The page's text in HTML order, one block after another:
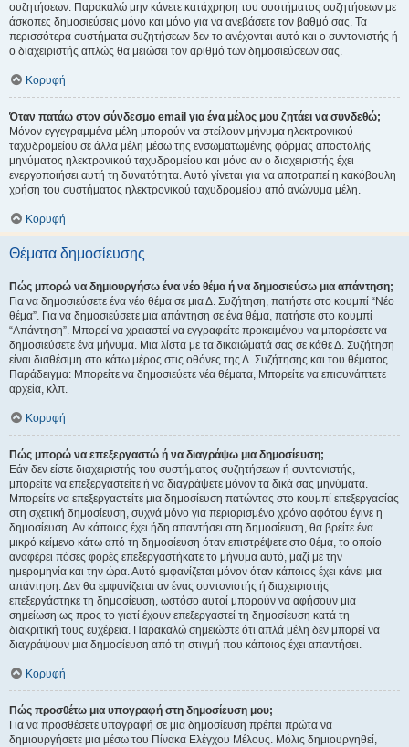
συζητήσεων. Παρακαλώ μην κάνετε κατάχρηση του συστήματος συζητήσεων με
άσκοπες δημοσιεύσεις μόνο και μόνο για να ανεβάσετε τον βαθμό σας. Τα
περισσότερα συστήματα συζητήσεων δεν το ανέχονται αυτό και ο συντονιστής ή
ο διαχειριστής απλώς θα μειώσει τον αριθμό των δημοσιεύσεων σας.
Κορυφή
Όταν πατάω στον σύνδεσμο email για ένα μέλος μου ζητάει να συνδεθώ;
Μόνον εγγεγραμμένα μέλη μπορούν να στείλουν μήνυμα ηλεκτρονικού
ταχυδρομείου σε άλλα μέλη μέσω της ενσωματωμένης φόρμας αποστολής
μηνύματος ηλεκτρονικού ταχυδρομείου και μόνο αν ο διαχειριστής έχει
ενεργοποιήσει αυτή τη δυνατότητα. Αυτό γίνεται για να αποτραπεί η κακόβουλη
χρήση του συστήματος ηλεκτρονικού ταχυδρομείου από ανώνυμα μέλη.
Κορυφή
Θέματα δημοσίευσης
Πώς μπορώ να δημιουργήσω ένα νέο θέμα ή να δημοσιεύσω μια απάντηση;
Για να δημοσιεύσετε ένα νέο θέμα σε μια Δ. Συζήτηση, πατήστε στο κουμπί “Νέο
θέμα”. Για να δημοσιεύσετε μια απάντηση σε ένα θέμα, πατήστε στο κουμπί
“Απάντηση”. Μπορεί να χρειαστεί να εγγραφείτε προκειμένου να μπορέσετε να
δημοσιεύσετε ένα μήνυμα. Μια λίστα με τα δικαιώματά σας σε κάθε Δ. Συζήτηση
είναι διαθέσιμη στο κάτω μέρος στις οθόνες της Δ. Συζήτησης και του θέματος.
Παράδειγμα: Μπορείτε να δημοσιεύετε νέα θέματα, Μπορείτε να επισυνάπτετε
αρχεία, κλπ.
Κορυφή
Πώς μπορώ να επεξεργαστώ ή να διαγράψω μια δημοσίευση;
Εάν δεν είστε διαχειριστής του συστήματος συζητήσεων ή συντονιστής,
μπορείτε να επεξεργαστείτε ή να διαγράψετε μόνον τα δικά σας μηνύματα.
Μπορείτε να επεξεργαστείτε μια δημοσίευση πατώντας στο κουμπί επεξεργασίας
στη σχετική δημοσίευση, συχνά μόνο για περιορισμένο χρόνο αφότου έγινε η
δημοσίευση. Αν κάποιος έχει ήδη απαντήσει στη δημοσίευση, θα βρείτε ένα
μικρό κείμενο κάτω από τη δημοσίευση όταν επιστρέψετε στο θέμα, το οποίο
αναφέρει πόσες φορές επεξεργαστήκατε το μήνυμα αυτό, μαζί με την
ημερομηνία και την ώρα. Αυτό εμφανίζεται μόνον όταν κάποιος έχει κάνει μια
απάντηση. Δεν θα εμφανίζεται αν ένας συντονιστής ή διαχειριστής
επεξεργάστηκε τη δημοσίευση, ωστόσο αυτοί μπορούν να αφήσουν μια
σημείωση ως προς το γιατί έχουν επεξεργαστεί τη δημοσίευση κατά τη
διακριτική τους ευχέρεια. Παρακαλώ σημειώστε ότι απλά μέλη δεν μπορεί να
διαγράψουν μια δημοσίευση από τη στιγμή που κάποιος έχει απαντήσει.
Κορυφή
Πώς προσθέτω μια υπογραφή στη δημοσίευση μου;
Για να προσθέσετε υπογραφή σε μια δημοσίευση πρέπει πρώτα να
δημιουργήσετε μια μέσω του Πίνακα Ελέγχου Μέλους. Μόλις δημιουργηθεί,